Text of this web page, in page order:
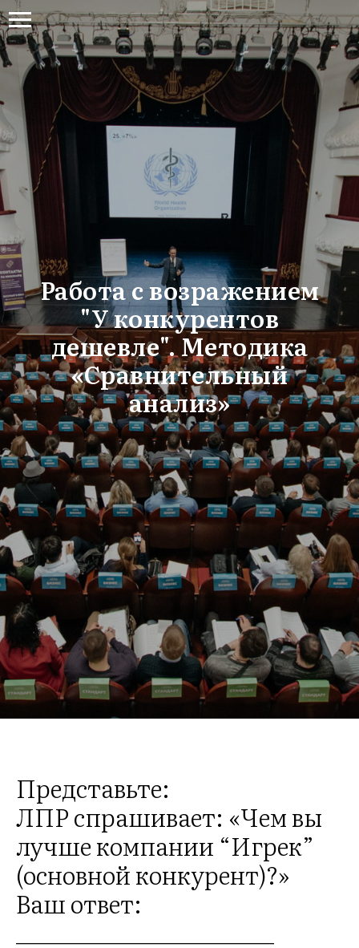
Работа с возражением
"У конкурентов
дешевле". Методика
«Сравнительный
анализ»
Представьте:
ЛПР спрашивает: «Чем вы
лучше компании “Игрек”
(основной конкурент)?»
Ваш ответ: